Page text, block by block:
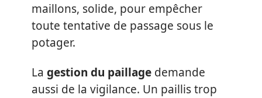
maillons, solide, pour empêcher
toute tentative de passage sous le
potager.
La gestion du paillage demande
aussi de la vigilance. Un paillis trop